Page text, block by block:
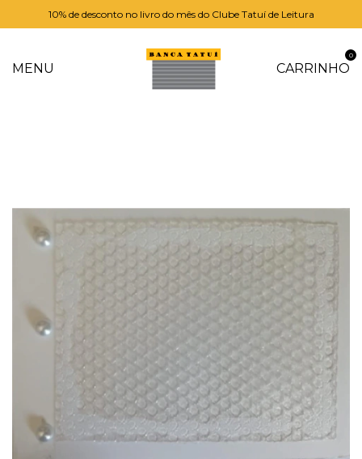
10% de desconto no livro do mês do Clube Tatuí de Leitura
MENU CARRINHO
0